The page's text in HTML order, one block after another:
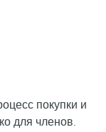
покупки и
для членов.